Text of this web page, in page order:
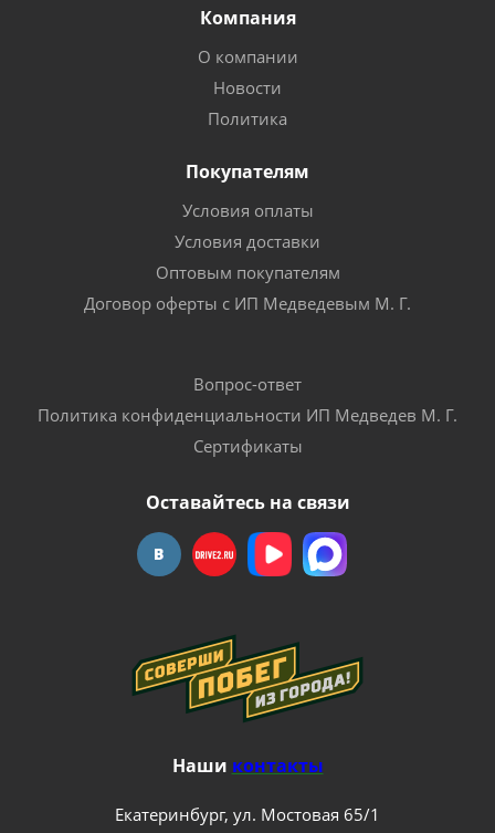
Компания
О компании
Новости
Политика
Покупателям
Условия оплаты
Условия доставки
Оптовым покупателям
Договор оферты с ИП Медведевым М. Г.
Вопрос-ответ
Политика конфиденциальности ИП Медведев М. Г.
Сертификаты
Оставайтесь на связи
Наши контакты
Екатеринбург, ул. Мостовая 65/1